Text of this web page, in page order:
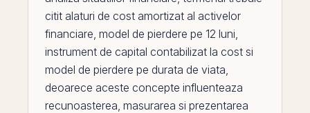
citit alaturi de cost amortizat al activelor
financiare, model de pierdere pe 12 luni,
instrument de capital contabilizat la cost si
model de pierdere pe durata de viata,
deoarece aceste concepte influenteaza
recunoasterea, masurarea si prezentarea